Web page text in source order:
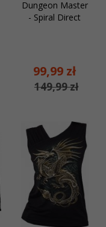
Dungeon Master
- Spiral Direct
99,99 zł
149,99 zł